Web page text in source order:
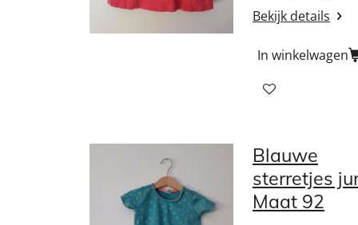
Bekijk details
In winkelwagen
Blauwe
sterretjes
Maat 92